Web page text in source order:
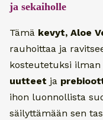
ja sekaiholle
Tämä kevyt, Aloe
rauhoittaa ja
kosteutetuksi
uutteet ja
ihon luonnollista
säilyttämään sen